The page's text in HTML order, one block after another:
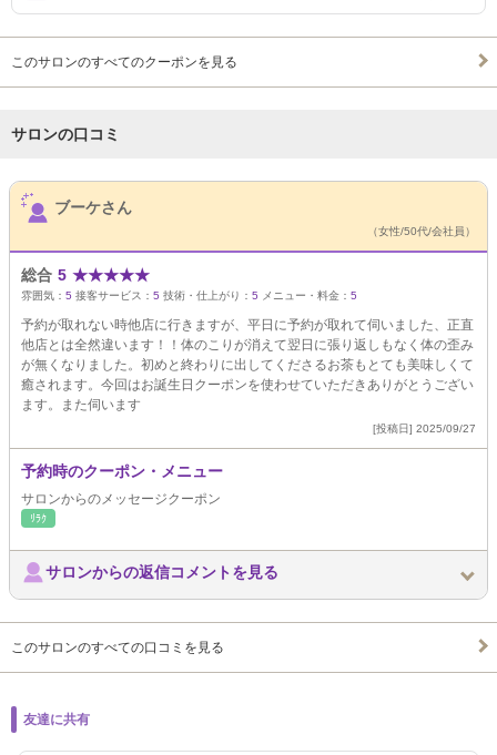
このサロンのすべてのクーポンを見る
サロンの口コミ
サロンPick Up
ブーケさん
（女性/50代/会社員）
総合 5 ★★★★★
雰囲気： 5 接客サービス： 5 技術・仕上がり： 5 メニュー・料金： 5
予約が取れない時他店に行きますが、平日に予約が取れて伺いました、正直
他店とは全然違います！！体のこりが消えて翌日に張り返しもなく体の歪み
が無くなりました。初めと終わりに出してくださるお茶もとても美味しくて
癒されます。今回はお誕生日クーポンを使わせていただきありがとうござい
ます。また伺います
[投稿日] 2025/09/27
予約時のクーポン・メニュー
サロンからのメッセージクーポン
ﾘﾗｸ
サロンからの返信コメントを見る
このサロンのすべての口コミを見る
友達に共有